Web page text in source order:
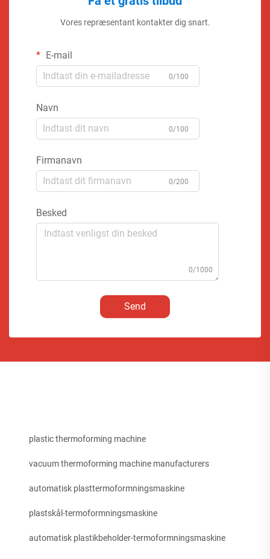
Vores repræsentant kontakter dig snart.
E-mail
0/100
Navn
0/100
Firmanavn
0/200
Besked
0/1000
Send
plastic thermoforming machine
vacuum thermoforming machine manufacturers
automatisk plasttermoformningsmaskine
plastskål-termoformningsmaskine
automatisk plastikbeholder-termoformningsmaskine